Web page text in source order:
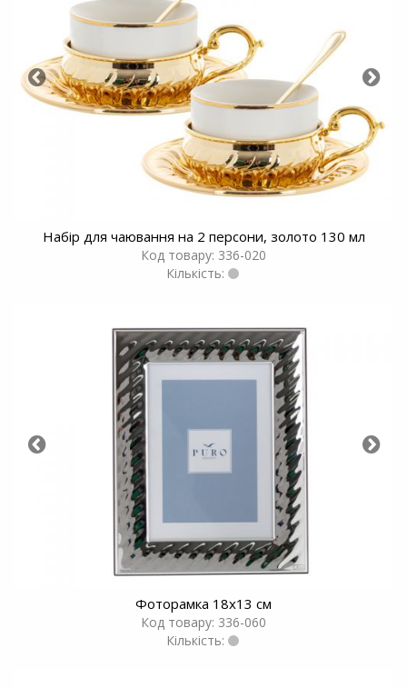
Набір для чаювання на 2 персони, золото 130 мл
Код товару: 336-020
Кількість:
Фоторамка 18х13 см
Код товару: 336-060
Кількість: